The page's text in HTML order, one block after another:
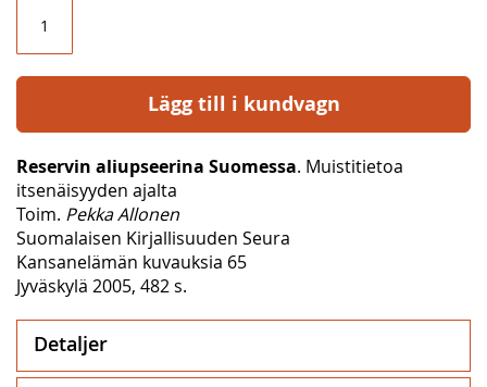
Lägg till i kundvagn
Reservin aliupseerina Suomessa. Muistitietoa
itsenäisyyden ajalta
Toim. Pekka Allonen
Suomalaisen Kirjallisuuden Seura
Kansanelämän kuvauksia 65
Jyväskylä 2005, 482 s.
Detaljer